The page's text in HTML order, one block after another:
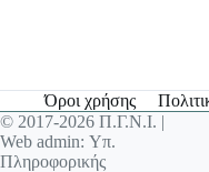
Όροι χρήσης
© 2017-2026 Π.Γ.Ν.Ι. |
Web admin: Υπ.
Πληροφορικής